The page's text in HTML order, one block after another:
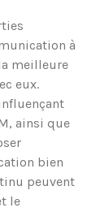
à
meilleure
eux.
ainsi que
bien
peuvent
le